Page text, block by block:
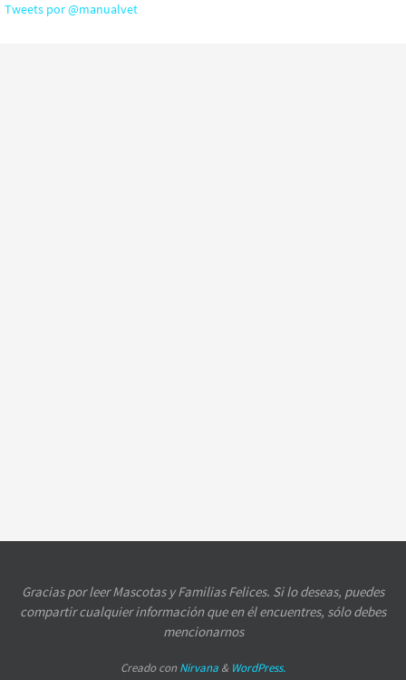
Tweets por @manualvet
Gracias por leer Mascotas y Familias Felices. Si lo deseas, puedes
compartir cualquier información que en él encuentres, sólo debes
mencionarnos
Creado con Nirvana & WordPress.